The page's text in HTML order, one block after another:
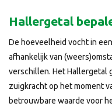
Hallergetal
De hoeveelheid vocht in
afhankelijk van
verschillen. Het Hallergetal
zuigkracht op het moment
betrouwbare waarde voor